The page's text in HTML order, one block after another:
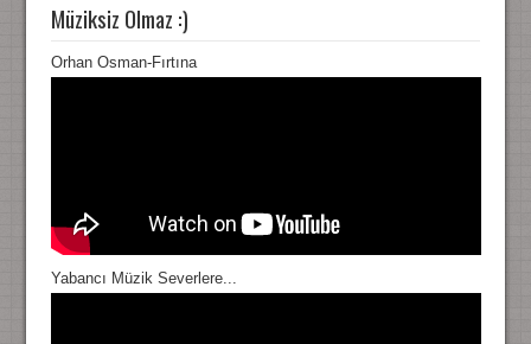
Müziksiz Olmaz :)
Orhan Osman-Fırtına
Yabancı Müzik Severlere...